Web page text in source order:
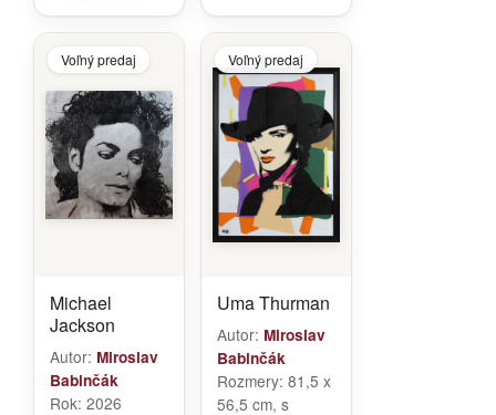
Voľný predaj
Michael
Jackson
Autor: Miroslav
Babinčák
Rok: 2026
Voľný predaj
Uma Thurman
Autor: Miroslav
Babinčák
Rozmery: 81,5 x
56,5 cm, s